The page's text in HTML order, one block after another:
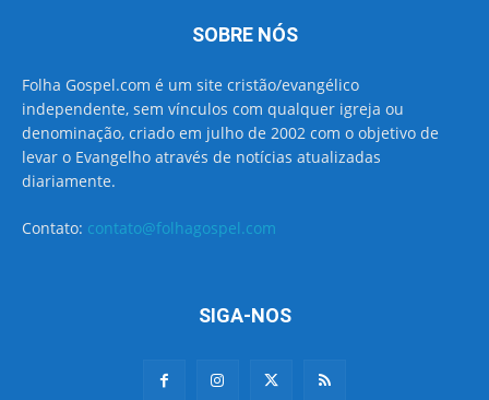
SOBRE NÓS
Folha Gospel.com é um site cristão/evangélico
independente, sem vínculos com qualquer igreja ou
denominação, criado em julho de 2002 com o objetivo de
levar o Evangelho através de notícias atualizadas
diariamente.
Contato: contato@folhagospel.com
SIGA-NOS